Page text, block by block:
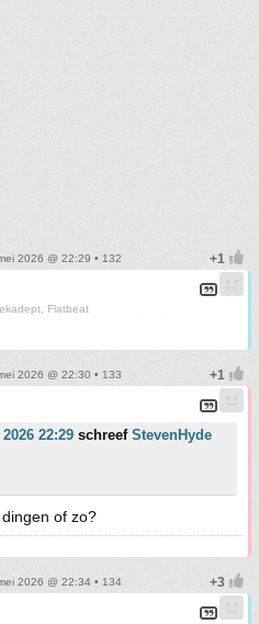
2026 @ 22:29 • 132
Flatbeat
2026 @ 22:30 • 133
22:29 schreef StevenHyde
of zo?
2026 @ 22:34 • 134